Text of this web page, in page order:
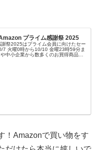
プライム感謝祭 2025
祭2025はプライム会員に向けたセー
7 火曜0時から10/10 金曜23時59分ま
中小企業から数多くのお買得商品が
！Amazonで買い物をす